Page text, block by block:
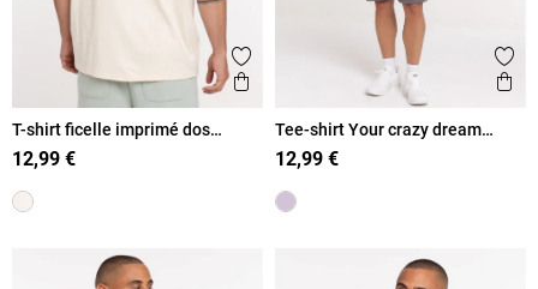
Ajouter aux favoris
Aperçu rapide
T-shirt ficelle imprimé dos
homme
12,99 €
Tee-shirt Your crazy dream
homme
12,99 €